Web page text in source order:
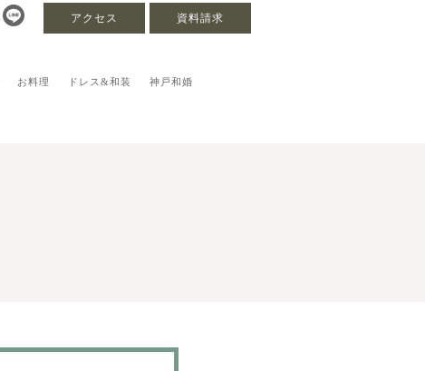
資料請求
アクセス
お料理 ドレス&和装 神戸和婚